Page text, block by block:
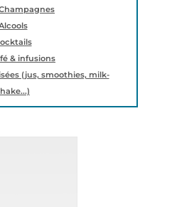
& infusions
(jus, smoothies, milk-